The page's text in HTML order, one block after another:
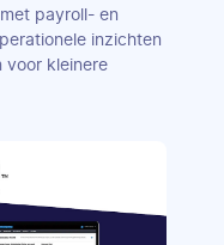
payroll- en
inzichten
voor kleinere